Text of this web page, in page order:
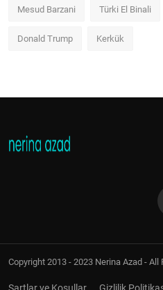
Mesud Barzani Türki El Binali
Donald Trump Kerkük
Copyright 2013 - 2023 Nerina Azad - All